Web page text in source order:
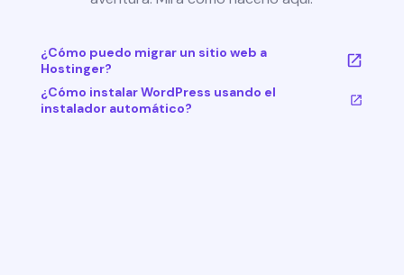
¿Cómo puedo migrar un sitio web a
Hostinger?
¿Cómo instalar WordPress usando el
instalador automático?